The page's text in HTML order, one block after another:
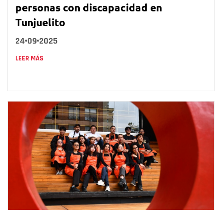
personas con discapacidad en
Tunjuelito
24•09•2025
LEER MÁS